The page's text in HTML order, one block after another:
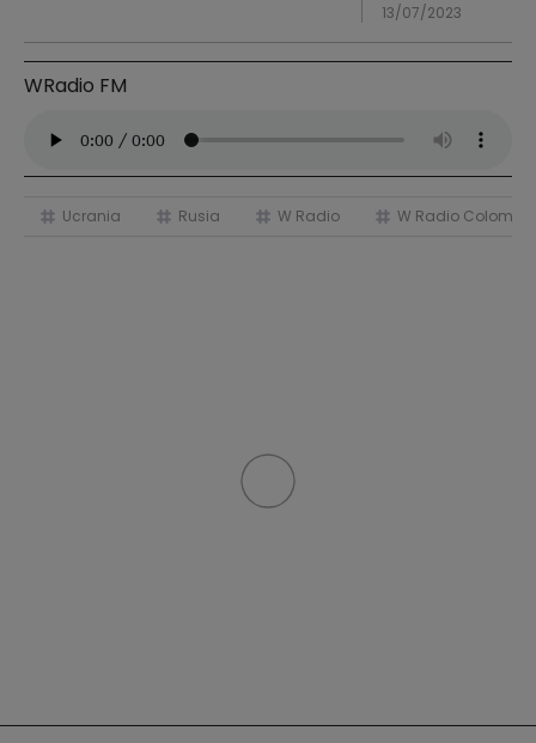
13/07/2023
WRadio FM
Ucrania Rusia W Radio W Radio Colombia